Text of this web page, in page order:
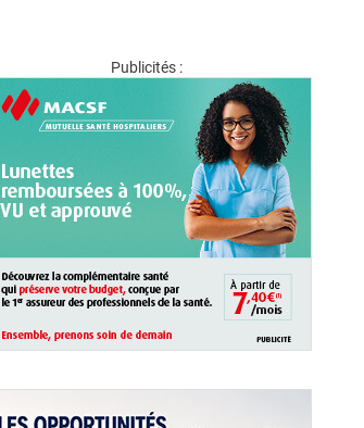
Publicités :